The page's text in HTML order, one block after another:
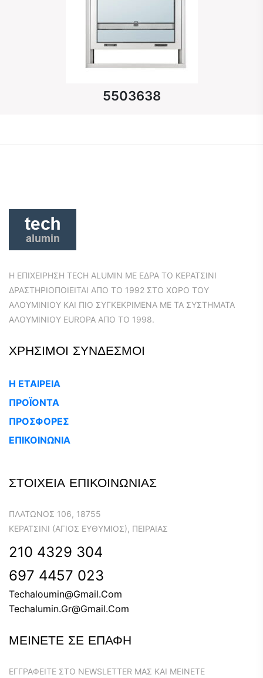
5503638
Η ΕΠΙΧΕΙΡΗΣΗ TECH ALUMIN ΜΕ ΕΔΡΑ ΤΟ ΚΕΡΑΤΣΙΝΙ
ΔΡΑΣΤΗΡΙΟΠΟΙΕΙΤΑΙ ΑΠΟ ΤΟ 1992 ΣΤΟ ΧΩΡΟ ΤΟΥ
ΑΛΟΥΜΙΝΙΟΥ ΚΑΙ ΠΙΟ ΣΥΓΚΕΚΡΙΜΕΝΑ ΜΕ ΤΑ ΣΥΣΤΗΜΑΤΑ
ΑΛΟΥΜΙΝΙΟΥ EUROPA ΑΠΟ ΤΟ 1998.
ΧΡΗΣΙΜΟΙ ΣΥΝΔΕΣΜΟΙ
Η ΕΤΑΙΡΕΙΑ
ΠΡΟΪΟΝΤΑ
ΠΡΟΣΦΟΡΕΣ
ΕΠΙΚΟΙΝΩΝΙΑ
ΣΤΟΙΧΕΙΑ ΕΠΙΚΟΙΝΩΝΙΑΣ
ΠΛΆΤΩΝΟΣ 106, 18755
ΚΕΡΑΤΣΊΝΙ (ΆΓΙΟΣ ΕΥΘΎΜΙΟΣ), ΠΕΙΡΑΙΆΣ
210 4329 304
697 4457 023
Techaloumin@gmail.com
Techalumin.gr@gmail.com
ΜΕΙΝΕΤΕ ΣΕ ΕΠΑΦΗ
ΕΓΓΡΑΦΕΊΤΕ ΣΤΟ NEWSLETTER ΜΑΣ ΚΑΙ ΜΕΊΝΕΤΕ